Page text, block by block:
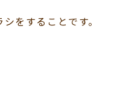
をすることです。